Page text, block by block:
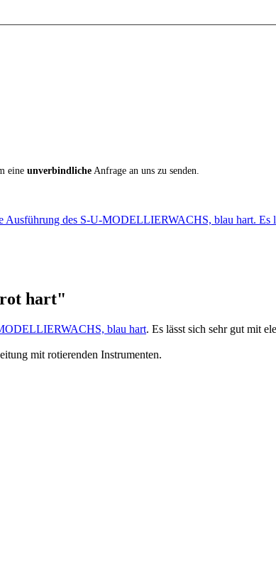
eine unverbindliche Anfrage an uns zu senden.
Ausführung des S-U-MODELLIER­WACHS, blau hart. Es
hart"
blau hart. Es lässt sich sehr gut mit
mit rotierenden Instrumenten.